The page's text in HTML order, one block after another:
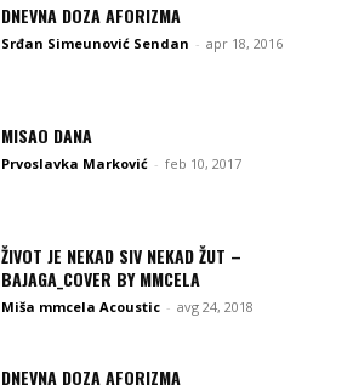
DNEVNA DOZA AFORIZMA
Srđan Simeunović Sendan - apr 18, 2016
MISAO DANA
Prvoslavka Marković - feb 10, 2017
ŽIVOT JE NEKAD SIV NEKAD ŽUT –
BAJAGA_COVER BY MMCELA
Miša mmcela Acoustic - avg 24, 2018
DNEVNA DOZA AFORIZMA